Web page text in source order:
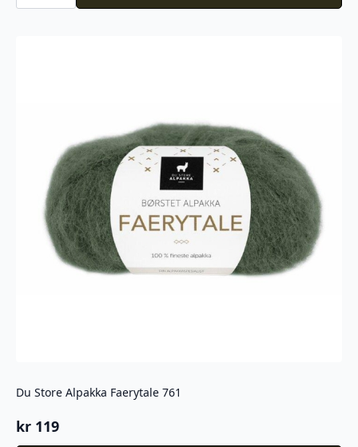
Faerytale
Du Store Alpakka Faerytale 761
kr 119